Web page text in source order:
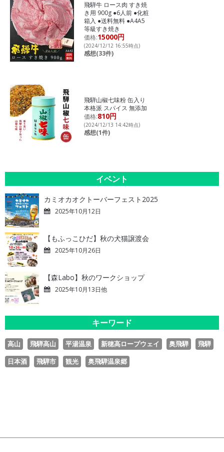
飛騨牛 ロース肉 すき焼
き用 900g ●6人前 ●化粧
箱入 ●送料無料 ●A4A5
等級すき焼き
価格:15000円
(2024/12/12 16:55時点)
感想(33件)
飛騨山椒七味粉 缶入り
本格派 スパイス 無添加
価格:810円
(2024/12/13 14:42時点)
感想(1件)
イベント
カミオカオクトーバーフェスト2025
2025年10月12日
【もふっこひだ】秋の犬猫譲渡会
2025年10月26日
【森Labo】秋のワークショップ
2025年10月13日他
キーワード
高山 飛騨高山 平湯温泉 新穂高ロープウェイ 奥飛騨
飛騨
日本酒
飛騨市 観光 奥飛騨温泉郷